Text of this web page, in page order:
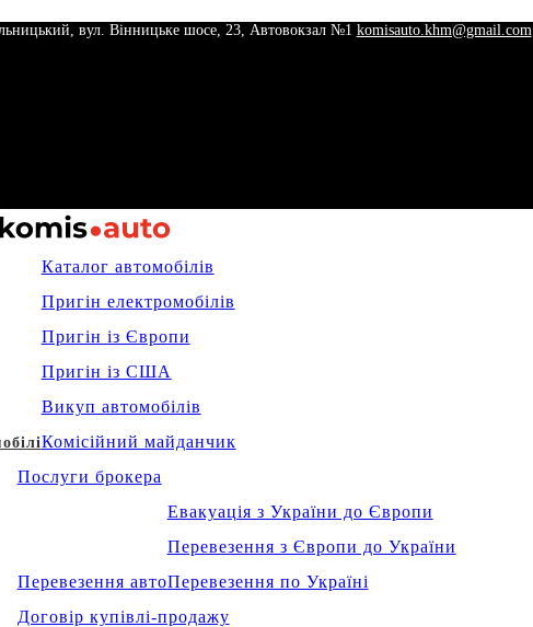
вул. Вінницьке шосе, 23, Автовокзал №1 komisauto.khm@gmail.com
Каталог автомобілів
Пригін електромобілів
Пригін із Європи
Пригін із США
Викуп автомобілів
Комісійний майданчик
Послуги брокера
Перевезення авто
Евакуація з України до Європи
Перевезення з Європи до України
Перевезення по Україні
Договір купівлі-продажу